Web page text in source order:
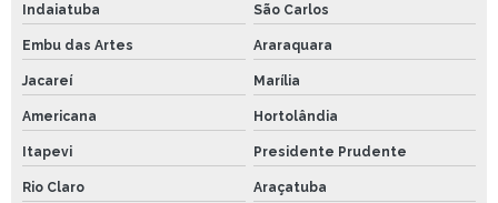
Indaiatuba São Carlos
Embu das Artes Araraquara
Jacareí Marília
Americana Hortolândia
Itapevi Presidente Prudente
Rio Claro Araçatuba